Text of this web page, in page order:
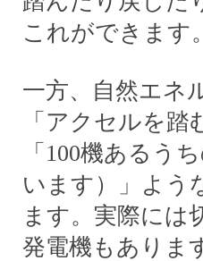
これができます。
一方、自然エネ
「アクセルを
「100機あるう
います）」よう
ます。実際には
発電機もありま